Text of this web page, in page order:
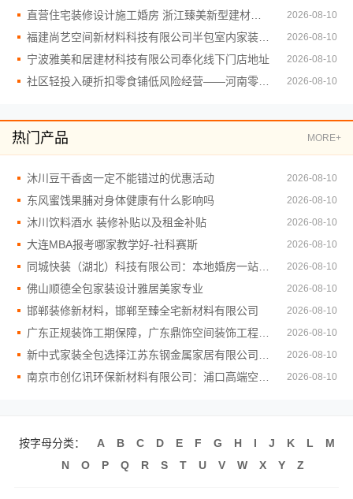
2026-08-10
2026-08-10
宁波雅美和居建材科技有限公司奉化线下门店地址 2026-08-10
2026-08-10
热门产品 MORE+
沐川豆干香卤一定不能错过的优惠活动 2026-08-10
东风蜜饯果脯对身体健康有什么影响吗 2026-08-10
沐川饮料酒水 装修补贴以及租金补贴 2026-08-10
大连MBA报考哪家教学好-社科赛斯 2026-08-10
2026-08-10
佛山顺德全包家装设计雅居美家专业 2026-08-10
邯郸装修新材料，邯郸至臻全宅新材料有限公司 2026-08-10
2026-08-10
2026-08-10
2026-08-10
按字母分类： A B C D E F G H I J K L
M
N
O P Q R S T U V W X Y Z